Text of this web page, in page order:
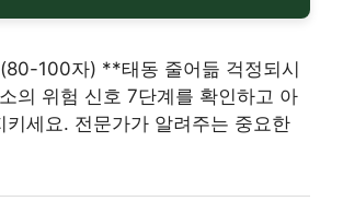
100자) **태동 줄어듦 걱정되시
의 위험 신호 7단계를 확인하고 아
키세요. 전문가가 알려주는 중요한